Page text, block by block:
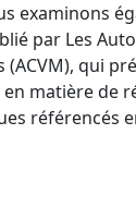
examinons
par Les
qui
en matière de
référencés